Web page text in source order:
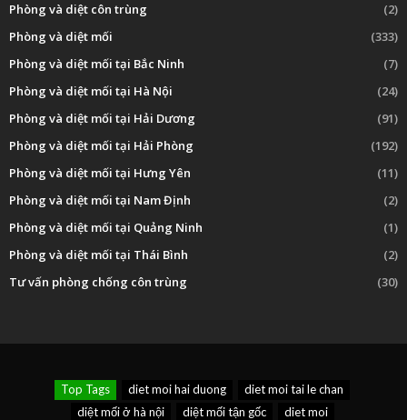
Phòng và diệt côn trùng
(2)
Phòng và diệt mối
(333)
Phòng và diệt mối tại Bắc Ninh
(7)
Phòng và diệt mối tại Hà Nội
(24)
Phòng và diệt mối tại Hải Dương
(91)
Phòng và diệt mối tại Hải Phòng
(192)
Phòng và diệt mối tại Hưng Yên
(11)
Phòng và diệt mối tại Nam Định
(2)
Phòng và diệt mối tại Quảng Ninh
(1)
Phòng và diệt mối tại Thái Bình
(2)
Tư vấn phòng chống côn trùng
(30)
Top Tags diet moi hai duong
diet moi tai le chan
diệt mối ở hà nội
diệt mối tận gốc
diet moi